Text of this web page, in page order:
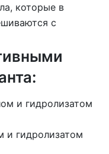
которые в
с
и гидролизатом
и гидролизатом